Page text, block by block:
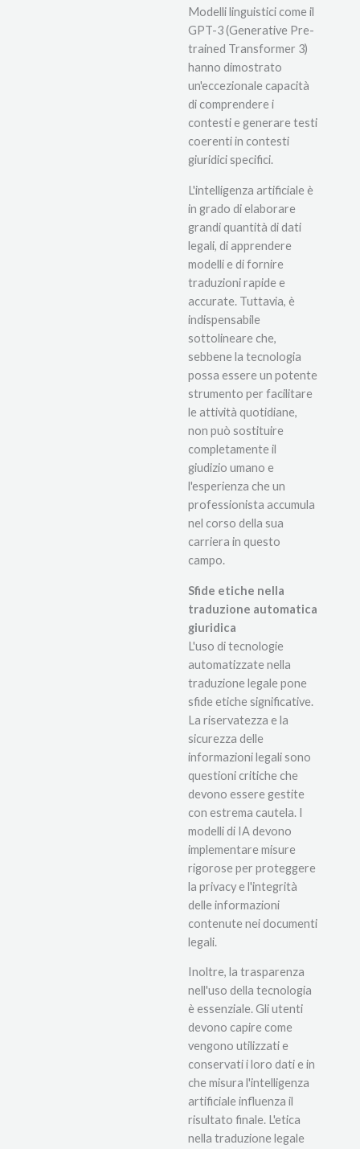
Modelli linguistici come il
GPT-3 (Generative Pre-
trained Transformer 3)
hanno dimostrato
un'eccezionale capacità
di comprendere i
contesti e generare testi
coerenti in contesti
giuridici specifici.
L'intelligenza artificiale è
in grado di elaborare
grandi quantità di dati
legali, di apprendere
modelli e di fornire
traduzioni rapide e
accurate. Tuttavia, è
indispensabile
sottolineare che,
sebbene la tecnologia
possa essere un potente
strumento per facilitare
le attività quotidiane,
non può sostituire
completamente il
giudizio umano e
l'esperienza che un
professionista accumula
nel corso della sua
carriera in questo
campo.
Sfide etiche nella
traduzione automatica
giuridica
L'uso di tecnologie
automatizzate nella
traduzione legale pone
sfide etiche significative.
La riservatezza e la
sicurezza delle
informazioni legali sono
questioni critiche che
devono essere gestite
con estrema cautela. I
modelli di IA devono
implementare misure
rigorose per proteggere
la privacy e l'integrità
delle informazioni
contenute nei documenti
legali.
Inoltre, la trasparenza
nell'uso della tecnologia
è essenziale. Gli utenti
devono capire come
vengono utilizzati e
conservati i loro dati e in
che misura l'intelligenza
artificiale influenza il
risultato finale. L'etica
nella traduzione legale